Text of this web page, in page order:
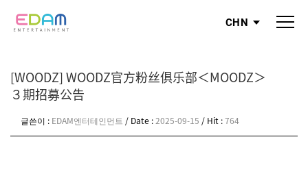
CHN
[WOODZ] WOODZ官方粉丝俱乐部＜MOODZ＞
３期招募公告
글쓴이 : EDAM엔터테인먼트 / Date :2025-09-15 / Hit :764